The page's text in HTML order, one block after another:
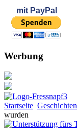
mit PayPal
Werbung
Startseite Geschichten
wurden